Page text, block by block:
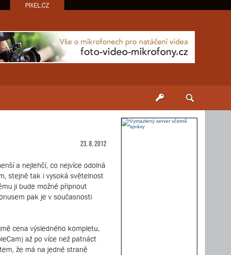
PIXEL.CZ
23. 8. 2012
a nejlehčí, co nejvíce odolná
stejně tak i vysoká světelnost
ji bude možné připnout
pak je v současnosti
cena výsledného kompletu,
až po více než patnáct
že má na jedné straně